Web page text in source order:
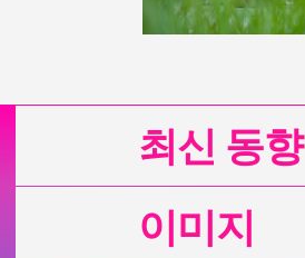
최신 동향
이미지